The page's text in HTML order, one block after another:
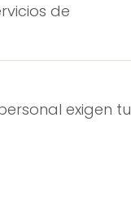
de
exigen tu